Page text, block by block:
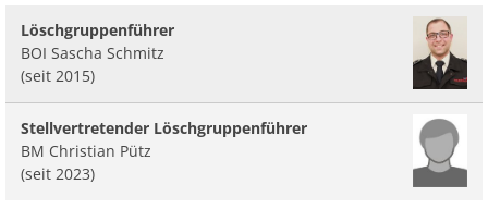
Löschgruppenführer
BOI Sascha Schmitz
(seit 2015)
Stellvertretender Löschgruppenführer
BM Christian Pütz
(seit 2023)